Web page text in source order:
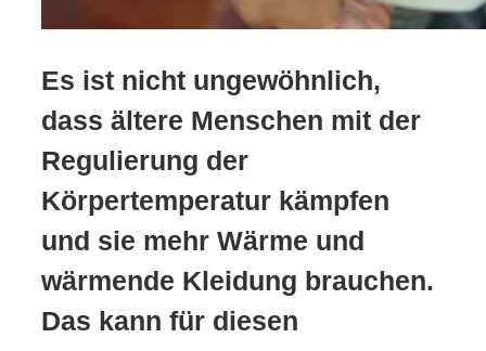
Es ist nicht ungewöhnlich,
dass ältere Menschen mit der
Regulierung der
Körpertemperatur kämpfen
und sie mehr Wärme und
wärmende Kleidung brauchen.
Das kann für diesen